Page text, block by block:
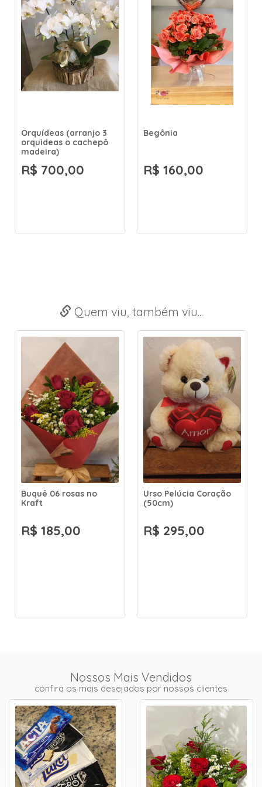
Orquídeas (arranjo 3
orquideas o cachepô
madeira)
R$ 700,00
Begônia
R$ 160,00
Quem viu, também viu...
Buquê 06 rosas no
Kraft
R$ 185,00
Urso Pelúcia Coração
(50cm)
R$ 295,00
Nossos Mais Vendidos
confira os mais desejados por nossos clientes